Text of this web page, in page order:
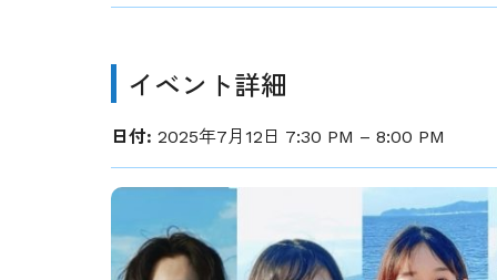
イベント詳細
日付: 2025年7月12日 7:30 PM – 8:00 PM